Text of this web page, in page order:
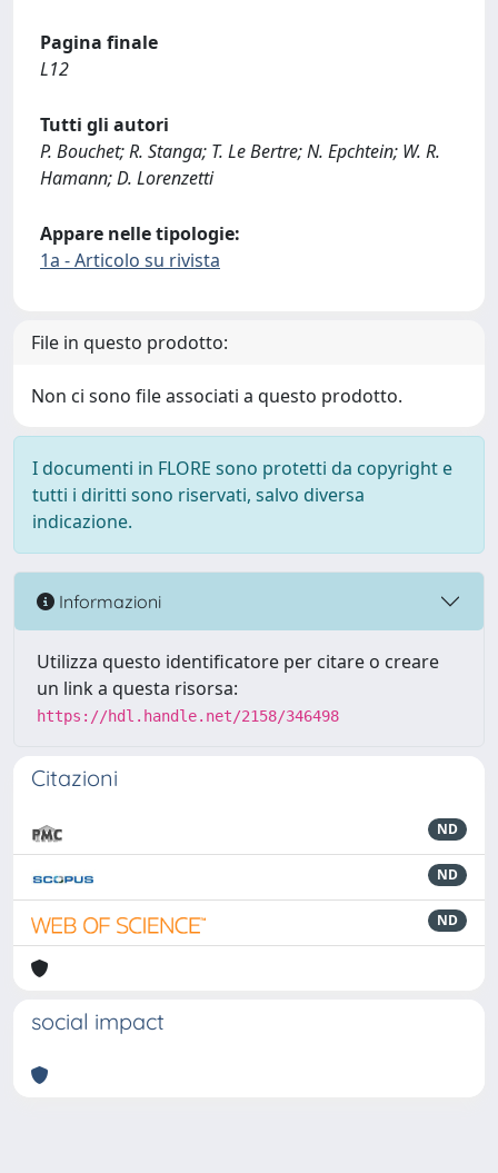
Pagina finale
L12
Tutti gli autori
P. Bouchet; R. Stanga; T. Le Bertre; N. Epchtein; W. R.
Hamann; D. Lorenzetti
Appare nelle tipologie:
1a - Articolo su rivista
File in questo prodotto:
Non ci sono file associati a questo prodotto.
I documenti in FLORE sono protetti da copyright e
tutti i diritti sono riservati, salvo diversa
indicazione.
Informazioni
Utilizza questo identificatore per citare o creare
un link a questa risorsa:
https://hdl.handle.net/2158/346498
Citazioni
ND
ND
ND
social impact